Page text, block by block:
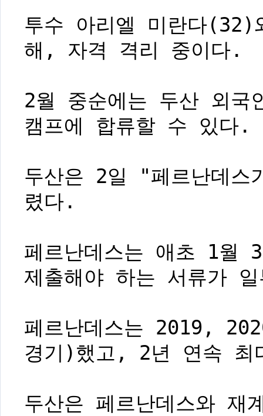
투수 아리엘 미란다
해, 자격 격리 중이다.
2월 중순에는 두산 외
캠프에 합류할 수 있다.
두산은 2일 "페르난데
렸다.
페르난데스는 애초 1월
제출해야 하는 서류가
페르난데스는 2019,
경기)했고, 2년 연속 최
두산은 페르난데스와 재